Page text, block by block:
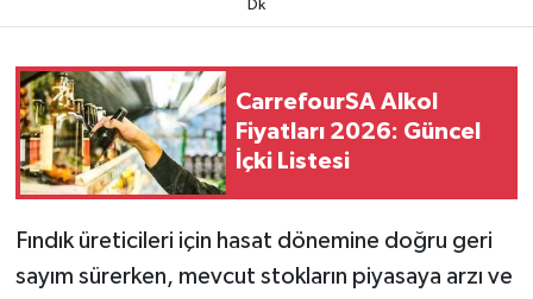
Dk
CarrefourSA Alkol
Fiyatları 2026: Güncel
İçki Listesi
Fındık üreticileri için hasat dönemine doğru geri
sayım sürerken, mevcut stokların piyasaya arzı ve